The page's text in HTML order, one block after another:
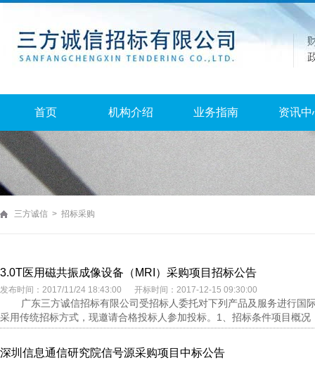
首页 机构介绍 业务指南 资讯中
三方诚信 > 招标采购
3.0T医用磁共振成像设备（MRI）采购项目招标公告
发布时间：2017/11/24 18:43:00 开标时间：2017-12-15 09:30:00
广东三方诚信招标有限公司受招标人委托对下列产品及服务进行
采用传统招标方式，现邀请合格投标人参加投标。1、招标条件项目概
深圳信息通信研究院信号源采购项目中标公告